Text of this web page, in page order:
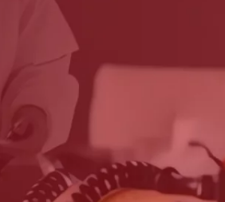
Mottenbekämpfung Hamburg